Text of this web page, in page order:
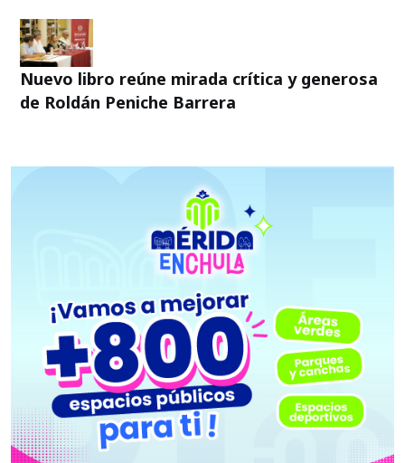
Nuevo libro reúne mirada crítica y generosa
de Roldán Peniche Barrera